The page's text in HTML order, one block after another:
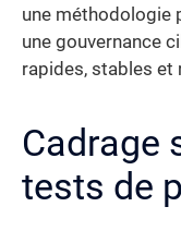
une méthodologie
une gouvernance
rapides, stables et
Cadrage
tests de